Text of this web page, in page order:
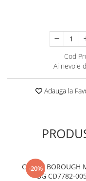
Cod
Ai nevoie
Adauga la
-20%
COURT BOROUGH
BG CD7782-